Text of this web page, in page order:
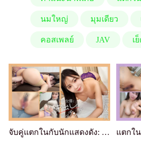
นมใหญ่ มุมเดียว
คอสเพลย์ JAV เ
จับคู่แตกในกับนักแสดงดัง: โยชิซาวะ โทโมกิ